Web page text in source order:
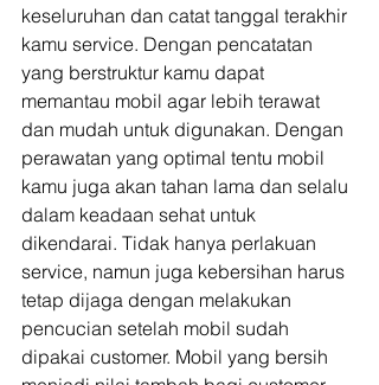
keseluruhan dan catat tanggal terakhir
kamu service. Dengan pencatatan
yang berstruktur kamu dapat
memantau mobil agar lebih terawat
dan mudah untuk digunakan. Dengan
perawatan yang optimal tentu mobil
kamu juga akan tahan lama dan selalu
dalam keadaan sehat untuk
dikendarai. Tidak hanya perlakuan
service, namun juga kebersihan harus
tetap dijaga dengan melakukan
pencucian setelah mobil sudah
dipakai customer. Mobil yang bersih